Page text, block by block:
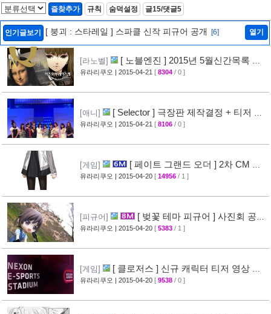
즐찾추가 규칙 숨덕설정 글15/댓글5
인기글보기 [ 붕괴 : 스타레일 ] 스파클 신작 피규어 공개 [6] 열기
[라노벨]
[ 노블엔진 ] 2015년 5월신간목록 공
개 [28]
유라리쿠오 | 2015-04-21 [ 8304 / 0 ]
[애니]
[ Selector ] 극장판 제작결정 + 티저 영
상 공개
[24]
유라리쿠오 | 2015-04-21 [ 8106 / 0 ]
[게임]
[ 페이트 그랜드 오더 ] 2차 CM 영
상 공개 ( Fate/Grand Order )
유라리쿠오 | 2015-04-20 [ 14956 / 1 ]
[피규어]
[ 벚꽃 테마 피규어 ] 사진회 공개
( 굿스마일 ) [29]
유라리쿠오 | 2015-04-20 [ 5383 / 1 ]
[게임]
[ 클로저스 ] 신규 캐릭터 티저 영상 공
개 [42]
유라리쿠오 | 2015-04-20 [ 9538 / 0 ]